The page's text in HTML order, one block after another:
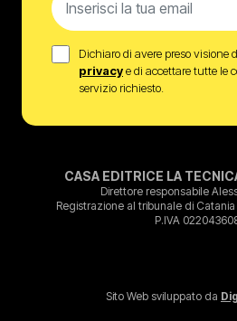
Dichiaro di avere preso visione
privacye di accettare tutte le
servizio richiesto.
CASA EDITRICE LA
Direttore responsabile
Registrazione al tribunale di
P.IVA
Sito Web sviluppato da